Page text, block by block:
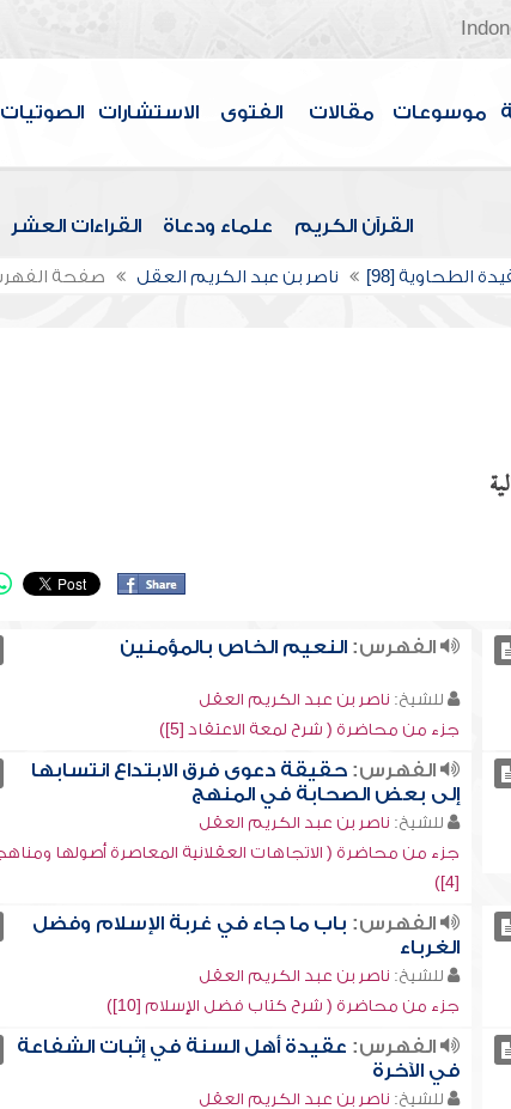
موسوعات مقالات الفتوى الاستشارات الصوتيات
القرآن الكريم علماء ودعاة القراءات العشر
الطحاوية [98] ناصر بن عبد الكريم العقل صفحة
الفهرس: النعيم الخاص بالمؤمنين
للشيخ: ناصر بن عبد الكريم العقل
جزء من محاضرة ( شرح لمعة الاعتقاد [5])
الفهرس: حقيقة دعوى فرق الابتداع انتسابها
إلى بعض الصحابة في المنهج
للشيخ: ناصر بن عبد الكريم العقل
جزء من محاضرة ( الاتجاهات العقلانية المعاصرة أصولها
[4])
الفهرس: باب ما جاء في غربة الإسلام وفضل
الغرباء
للشيخ: ناصر بن عبد الكريم العقل
جزء من محاضرة ( شرح كتاب فضل الإسلام [10])
الفهرس: عقيدة أهل السنة في إثبات الشفاعة
في الآخرة
للشيخ: ناصر بن عبد الكريم العقل